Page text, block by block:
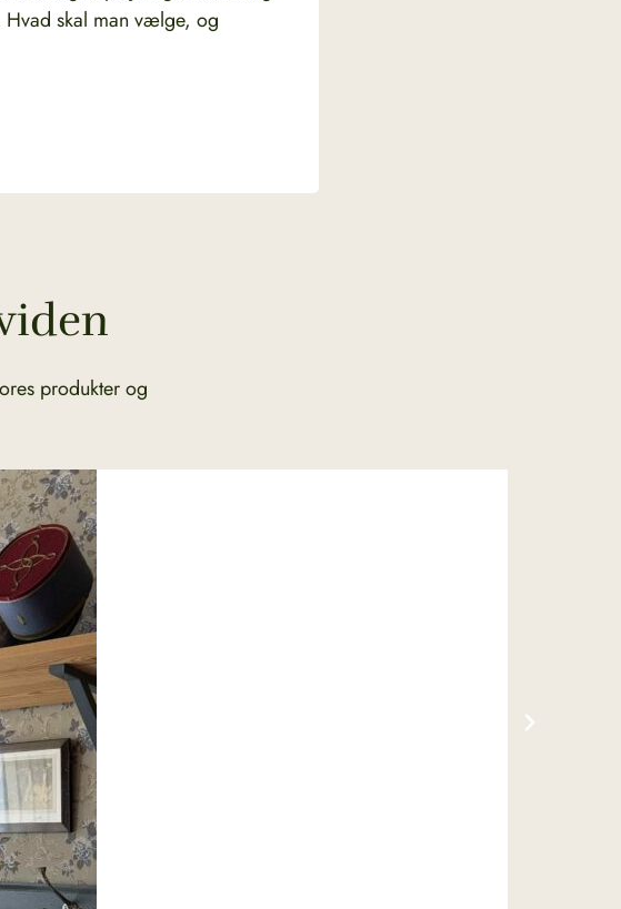
skal man vælge, og
produkter og